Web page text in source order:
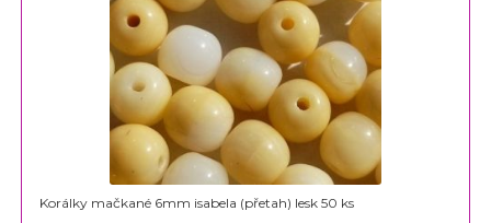
Korálky mačkané 6mm isabela (přetah) lesk 50 ks